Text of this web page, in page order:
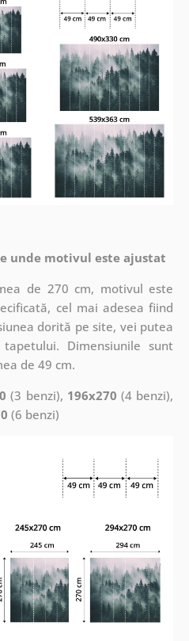
unde motivul este ajustat
de 270 cm, motivul este
cel mai adesea fiind
dorită pe site, vei putea
Dimensiunile sunt
de 49 cm.
(3 benzi), 196x270 (4 benzi),
(6 benzi)